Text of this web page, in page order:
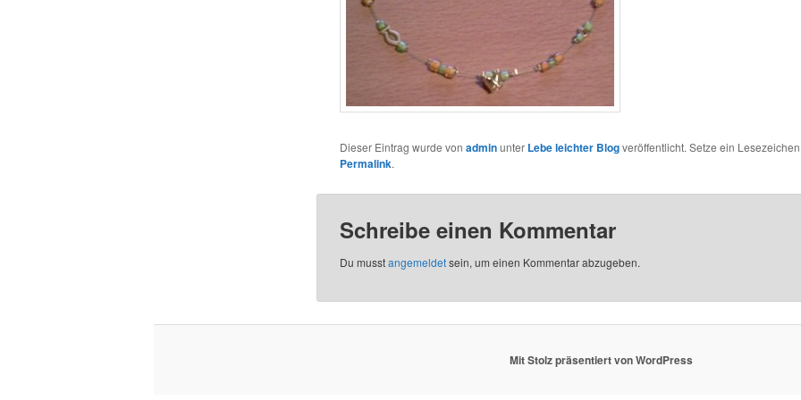
Dieser Eintrag wurde von adminunter Lebe leichter Blogveröffentlicht. Setze ein
Permalink.
Schreibe einen Kommentar
Du musstangemeldetsein, um einen Kommentar abzugeben.
Mit Stolz präsentiert von WordPress